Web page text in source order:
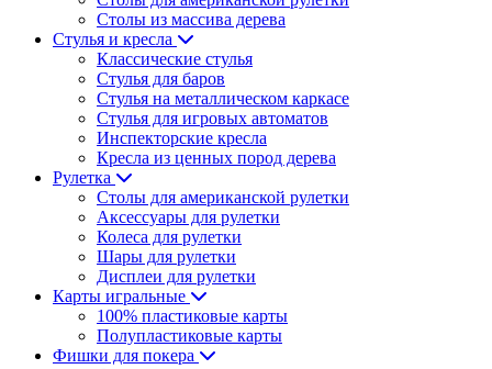
Столы из массива дерева
Стулья и кресла
Классические стулья
Стулья для баров
Стулья на металлическом каркасе
Стулья для игровых автоматов
Инспекторские кресла
Кресла из ценных пород дерева
Рулетка
Столы для американской рулетки
Аксессуары для рулетки
Колеса для рулетки
Шары для рулетки
Дисплеи для рулетки
Карты игральные
100% пластиковые карты
Полупластиковые карты
Фишки для покера